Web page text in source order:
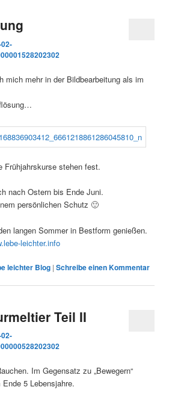
mich mehr in der Bildbearbeitung als im
Frühjahrskurse stehen fest.
nach Ostern bis Ende Juni.
persönlichen Schutz 🙂
langen Sommer in Bestform genießen.
leichter.info
leichter Blog |Schreibe einen Kommentar
Teil II
Im Gegensatz zu „Bewegern“
5 Lebensjahre.